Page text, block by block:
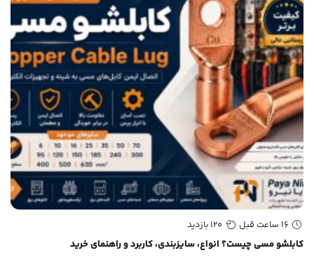
کابلشو مسی چیست؟ انواع، سایزبندی، کاربرد و راهنمای خرید